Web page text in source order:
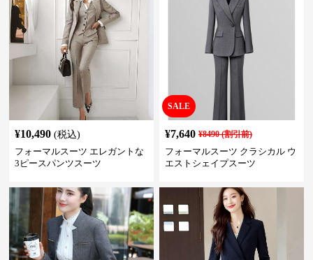
¥10,490 (税込)
フォーマルスーツ エレガントな
3ピースパンツスーツ
SALE
¥7,640 ¥8490(割引前)
フォーマルスーツ クラシカル ウ
エストシェイプスーツ